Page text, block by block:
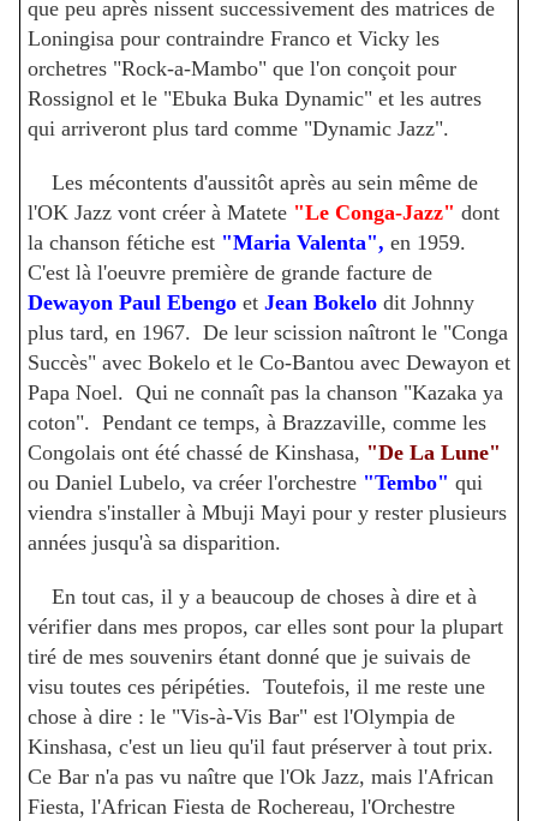
que peu après nissent successivement des matrices de
Loningisa pour contraindre Franco et Vicky les
orchetres "Rock-a-Mambo" que l'on conçoit pour
Rossignol et le "Ebuka Buka Dynamic" et les autres
qui arriveront plus tard comme "Dynamic Jazz".
Les mécontents d'aussitôt après au sein même de
l'OK Jazz vont créer à Matete "Le Conga-Jazz" dont
la chanson fétiche est "Maria Valenta", en 1959.
C'est là l'oeuvre première de grande facture de
Dewayon Paul Ebengoet Jean Bokelodit Johnny
plus tard, en 1967. De leur scission naîtront le "Conga
Succès" avec Bokelo et le Co-Bantou avec Dewayon et
Papa Noel. Qui ne connaît pas la chanson "Kazaka ya
coton". Pendant ce temps, à Brazzaville, comme les
Congolais ont été chassé de Kinshasa, "De La Lune"
ou Daniel Lubelo, va créer l'orchestre "Tembo" qui
viendra s'installer à Mbuji Mayi pour y rester plusieurs
années jusqu'à sa disparition.
En tout cas, il y a beaucoup de choses à dire et à
vérifier dans mes propos, car elles sont pour la plupart
tiré de mes souvenirs étant donné que je suivais de
visu toutes ces péripéties. Toutefois, il me reste une
chose à dire : le "Vis-à-Vis Bar" est l'Olympia de
Kinshasa, c'est un lieu qu'il faut préserver à tout prix.
Ce Bar n'a pas vu naître que l'Ok Jazz, mais l'African
Fiesta, l'African Fiesta de Rochereau, l'Orchestre